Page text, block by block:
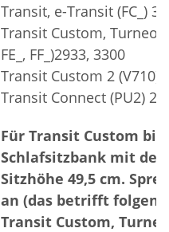
Transit, e-Transit (FC_)
Transit Custom, Turneo
FE_, FF_)2933, 3300
Transit Custom 2 (V710)
Transit Connect (PU2)
Für Transit Custom
Schlafsitzbank mit der
Sitzhöhe 49,5 cm.
an (das betrifft
Transit Custom, Turneo